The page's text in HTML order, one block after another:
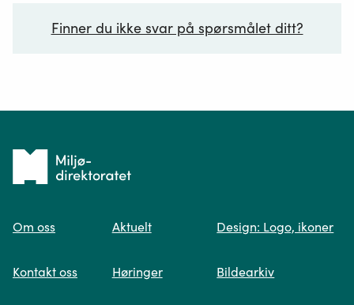
Finner du ikke svar på spørsmålet ditt?
Spør oss
Tilbake
forsiden
Om oss
Kontakt oss
Aktuelt
Høringer
Design: Logo, ikoner
Bildearkiv